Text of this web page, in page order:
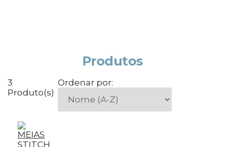
Produtos
3
Produto(s)
Ordenar por: